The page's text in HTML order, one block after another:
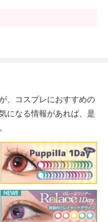
、コスプレにおすすめの
になる情報があれば、是